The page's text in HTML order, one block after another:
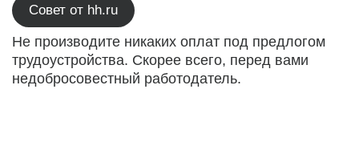
Совет от hh.ru
Не производите никаких оплат под предлогом
трудоустройства. Скорее всего, перед вами
недобросовестный работодатель.